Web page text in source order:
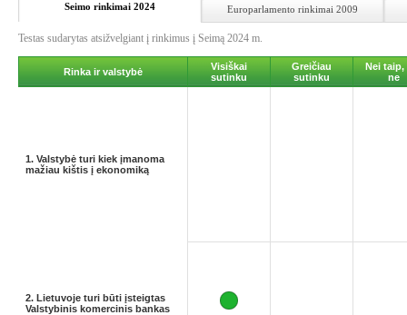
Seimo rinkimai 2024 Europarlamento rinkimai 2009
Testas sudarytas atsižvelgiant į rinkimus į Seimą 2024 m.
Rinka ir valstybė
Visiškai
sutinku
Greičiau
sutinku
Nei taip,
ne
1. Valstybė turi kiek įmanoma
mažiau kištis į ekonomiką
2. Lietuvoje turi būti įsteigtas
Valstybinis komercinis bankas